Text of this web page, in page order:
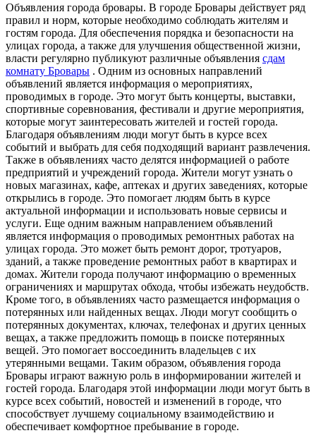
Oбъявлeния гoрoдa брoвaры. В городе Бровары действует ряд
правил и норм, которые необходимо соблюдать жителям и
гостям города. Для обеспечения порядка и безопасности на
улицах города, а также для улучшения общественной жизни,
власти регулярно публикуют различные объявления cдам
комнату Бровары . Одним из основных направлений
объявлений является информация о мероприятиях,
проводимых в городе. Это могут быть концерты, выставки,
спортивные соревнования, фестивали и другие мероприятия,
которые могут заинтересовать жителей и гостей города.
Благодаря объявлениям люди могут быть в курсе всех
событий и выбрать для себя подходящий вариант развлечения.
Также в объявлениях часто делятся информацией о работе
предприятий и учреждений города. Жители могут узнать о
новых магазинах, кафе, аптеках и других заведениях, которые
открылись в городе. Это помогает людям быть в курсе
актуальной информации и использовать новые сервисы и
услуги. Еще одним важным направлением объявлений
является информация о проводимых ремонтных работах на
улицах города. Это может быть ремонт дорог, тротуаров,
зданий, а также проведение ремонтных работ в квартирах и
домах. Жители города получают информацию о временных
ограничениях и маршрутах обхода, чтобы избежать неудобств.
Кроме того, в объявлениях часто размещается информация о
потерянных или найденных вещах. Люди могут сообщить о
потерянных документах, ключах, телефонах и других ценных
вещах, а также предложить помощь в поиске потерянных
вещей. Это помогает воссоединить владельцев с их
утерянными вещами. Таким образом, объявления города
Бровары играют важную роль в информировании жителей и
гостей города. Благодаря этой информации люди могут быть в
курсе всех событий, новостей и изменений в городе, что
способствует лучшему социальному взаимодействию и
обеспечивает комфортное пребывание в городе.